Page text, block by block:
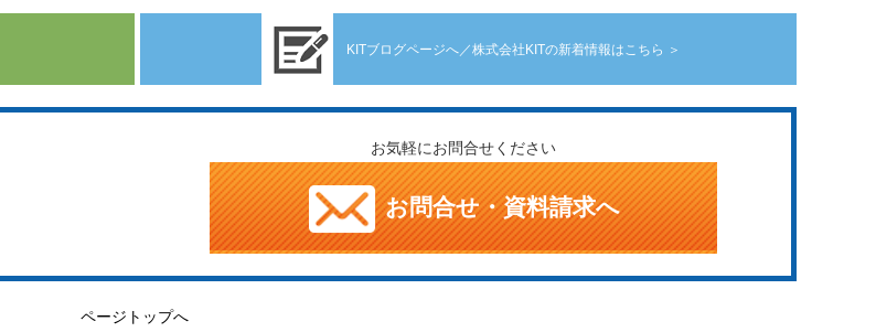
KITブログページへ／株式会社KITの新着情報はこちら ＞
お気軽にお問合せください
お問合せ・資料請求へ
ページトップへ